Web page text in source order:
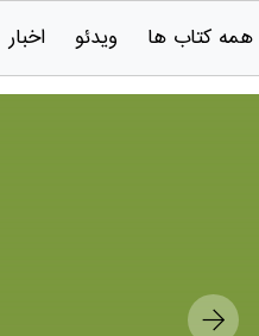
همه کتاب ها ویدئو اخبار